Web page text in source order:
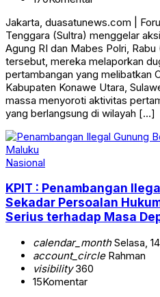
Jakarta, duasatunews.com |
Tenggara (Sultra) menggelar
Agung RI dan Mabes Polri, Rabu
tersebut, mereka melaporkan
pertambangan yang melibatkan
Kabupaten Konawe Utara,
massa menyoroti aktivitas
yang berlangsung di wilayah […]
Nasional
KPIT : Penambangan
Sekadar Persoalan
Serius terhadap Masa
calendar_monthSelasa,
account_circleRahman
visibility360
15Komentar